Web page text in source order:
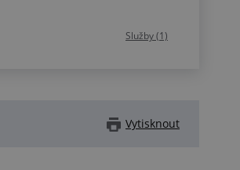
Služby (1)
Vytisknout